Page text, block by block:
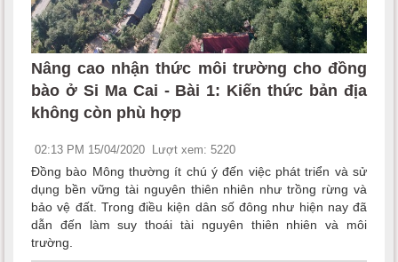
Nâng cao nhận thức môi trường cho đồng
bào ở Si Ma Cai - Bài 1: Kiến thức bản địa
không còn phù hợp
02:13 PM 15/04/2020 Lượt xem: 5220
Đồng bào Mông thường ít chú ý đến việc phát triển và sử
dụng bền vững tài nguyên thiên nhiên như trồng rừng và
bảo vệ đất. Trong điều kiện dân số đông như hiện nay đã
dẫn đến làm suy thoái tài nguyên thiên nhiên và môi
trường.